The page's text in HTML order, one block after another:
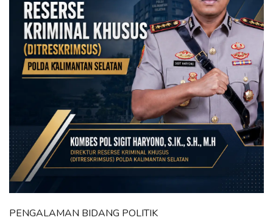
PENGALAMAN BIDANG POLITIK